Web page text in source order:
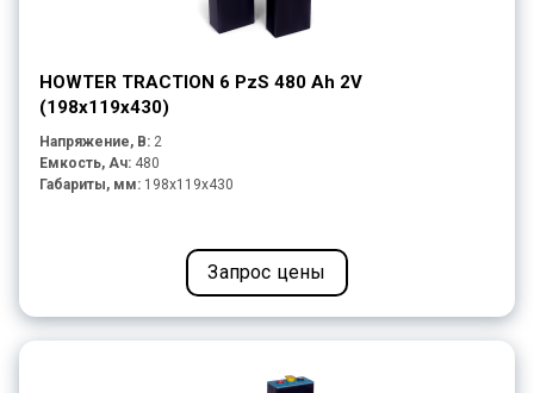
HOWTER TRACTION 6 PzS 480 Ah 2V
(198x119x430)
Напряжение, В: 2
Емкость, Ач: 480
Габариты, мм: 198x119x430
Запрос цены